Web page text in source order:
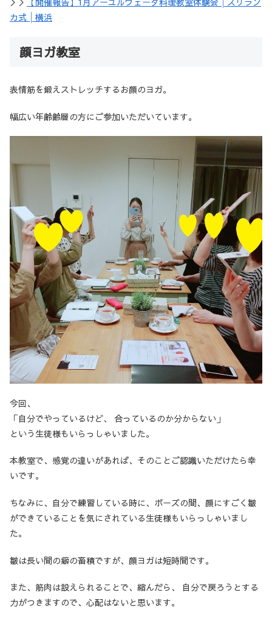
カ式│横浜
顔ヨガ教室
表情筋を鍛えストレッチするお顔のヨガ。
幅広い年齢齢層の方にご参加いただいています。
今回、
「自分でやっているけど、 合っているのか分からない」
という生徒様もいらっしゃいました。
本教室で、感覚の違いがあれば、そのことご認識いただけたら幸
いです。
ちなみに、自分で練習している時に、ポーズの間、顔にすごく皺
ができていることを気にされている生徒様もいらっしゃいまし
た。
皺は長い間の癖の畜積ですが、顔ヨガは短時間です。
また、筋肉は設えられることで、縮んだら、 自分で戻ろうとする
力がつきますので、心配はないと思います。